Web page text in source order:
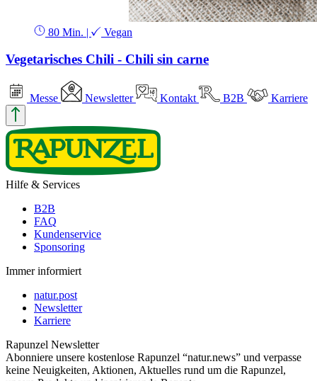
80 Min. | Vegan
Vegetarisches Chili - Chili sin carne
Messe Newsletter Kontakt B2B Karriere
Hilfe & Services
B2B
FAQ
Kundenservice
Sponsoring
Immer informiert
natur.post
Newsletter
Karriere
Rapunzel Newsletter
Abonniere unsere kostenlose Rapunzel “natur.news” und verpasse
keine Neuigkeiten, Aktionen, Aktuelles rund um die Rapunzel,